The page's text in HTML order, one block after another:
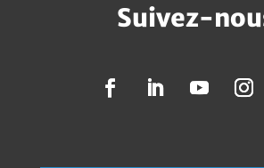
Suivez-